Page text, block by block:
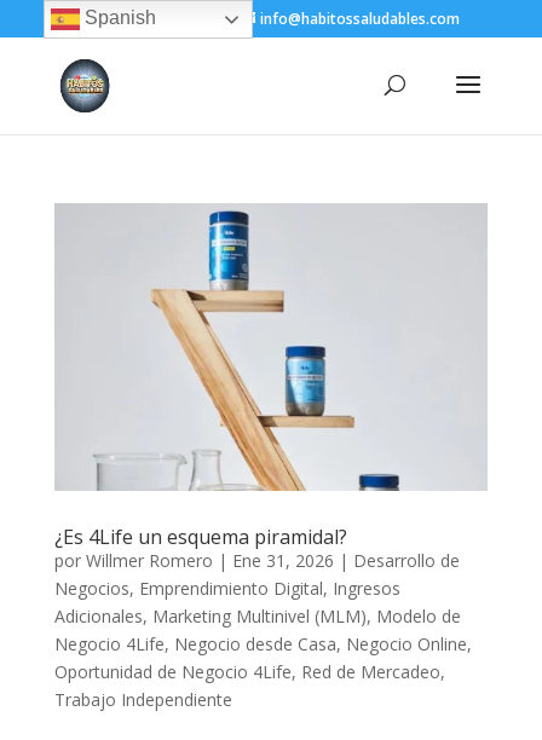
+(505) 8200-1450 info@habitossaludables.com
¿Es 4Life un esquema piramidal?
por Willmer Romero | Ene 31, 2026 | Desarrollo de
Negocios, Emprendimiento Digital, Ingresos
Adicionales, Marketing Multinivel (MLM), Modelo de
Negocio 4Life, Negocio desde Casa, Negocio Online,
Oportunidad de Negocio 4Life, Red de Mercadeo,
Trabajo Independiente
Spanish